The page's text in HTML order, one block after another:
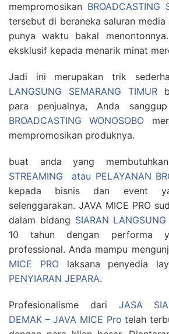
mempromosikan BROADCASTING
tersebut di beraneka saluran media
punya waktu bakal
eksklusif kepada menarik minat
Jadi ini merupakan trik
LANGSUNG SEMARANG TIMUR
para penjualnya, Anda
BROADCASTING WONOSOBO
mempromosikan produknya.
buat anda yang
STREAMING atau PELAYANAN
kepada bisnis dan event
selenggarakan. JAVA MICE PRO
dalam bidang SIARAN
10 tahun dengan performa
professional. Anda mampu
MICE PROlaksana penyedia
PENYIARAN JEPARA.
Profesionalisme dari JASA
DEMAK –JAVA MICE Pro telah